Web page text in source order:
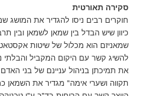
סקירה תאורטית
חוקרים רבים ניסו להגדיר את
כיוון שיש הבדל בין שמאן לשמאן ובין
שמאניזם הוא מכלול של שיטות
להשיג קשר עם היקום המקביל
את תמיכתן בניהול עניינם של בני
תקווה ושערי אימה" מגדיר את השמאן